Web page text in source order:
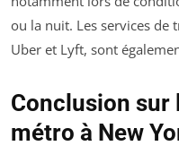
ou la nuit. Les services de
Uber et Lyft, sont
Conclusion sur
métro à New